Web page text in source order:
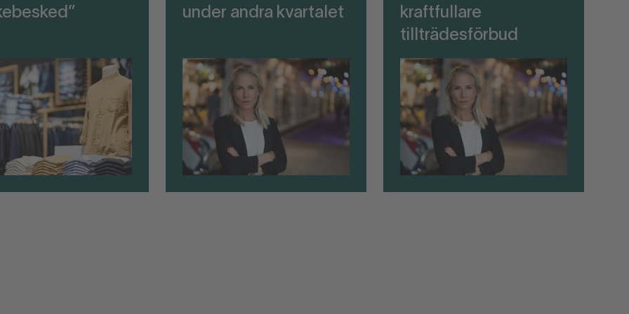
under andra kvartalet
kraftfullare
tillträdesförbud